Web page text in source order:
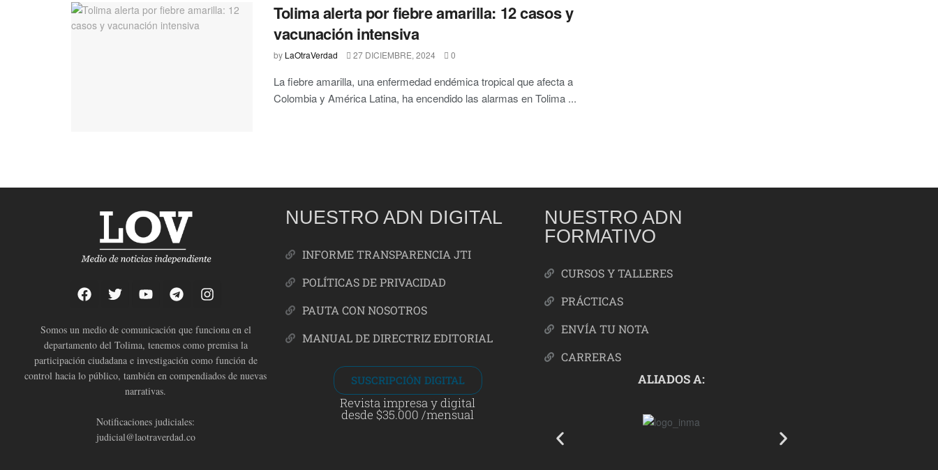
Tolima alerta por fiebre amarilla: 12 casos y
vacunación intensiva
by LaOtraVerdad 27 DICIEMBRE, 2024 0
La fiebre amarilla, una enfermedad endémica tropical que afecta a
Colombia y América Latina, ha encendido las alarmas en Tolima ...
Somos un medio de comunicación que funciona en el
departamento del Tolima, tenemos como premisa la
participación ciudadana e investigación como función de
control hacia lo público, también en compendiados de nuevas
narrativas.
Notificaciones judiciales:
judicial@laotraverdad.co
NUESTRO ADN DIGITAL
INFORME TRANSPARENCIA JTI
POLÍTICAS DE PRIVACIDAD
PAUTA CON NOSOTROS
MANUAL DE DIRECTRIZ EDITORIAL
SUSCRIPCIÓN DIGITAL
Revista impresa y digital
desde $35.000 /mensual
NUESTRO ADN
FORMATIVO
CURSOS Y TALLERES
PRÁCTICAS
ENVÍA TU NOTA
CARRERAS
ALIADOS A: